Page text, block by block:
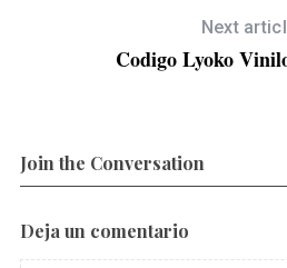
Next
Codigo Lyoko
Join the Conversation
Deja un comentario